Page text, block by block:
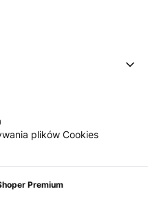
plików Cookies
Premium